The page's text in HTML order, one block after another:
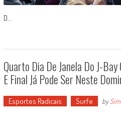
D...
Quarto Dia De Janela Do J-
E Final Já Pode Ser Neste
Esportes Radicais Surfe by